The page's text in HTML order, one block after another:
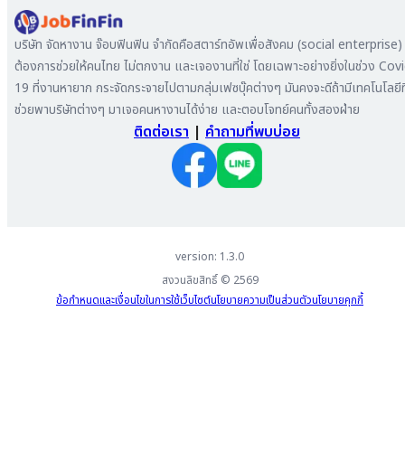
หางาน สมุทรสาคร
หางาน ระยอง
หางาน สมุทรสาหางาน ภูเก็ต
หางาน พระนครศรีอยุธยา
ลงประกาศรับสมัครงาน
ค้นหาผู้สมัครงาน
ลงโฆษณา
บริษัท จัดหางาน จ๊อบฟินฟิน จำกัดคือสตาร์ทอัพเพื่อสังคม (social
ต้องการช่วยให้คนไทย ไม่ตกงาน และเจองานที่ใช่ โดยเฉพาะอย่างยิ่งในช่วง
19 ที่งานหายาก กระจัดกระจายไปตามกลุ่มเฟซบุ๊คต่างๆ มันคงจะดีถ้ามีเทคโนโล
ช่วยพาบริษัทต่างๆ มาเจอคนหางานได้ง่าย และตอบโจทย์คนทั้งสองฝ่าย
ติดต่อเรา | คำถามที่พบบ่อย
version: 1.3.0
สงวนลิขสิทธิ์ © 2569
ข้อกำหนดและเงื่อนไขในการใช้เว็บไซต์นโยบายความเป็นส่วนตัวนโยบายคุกกี้